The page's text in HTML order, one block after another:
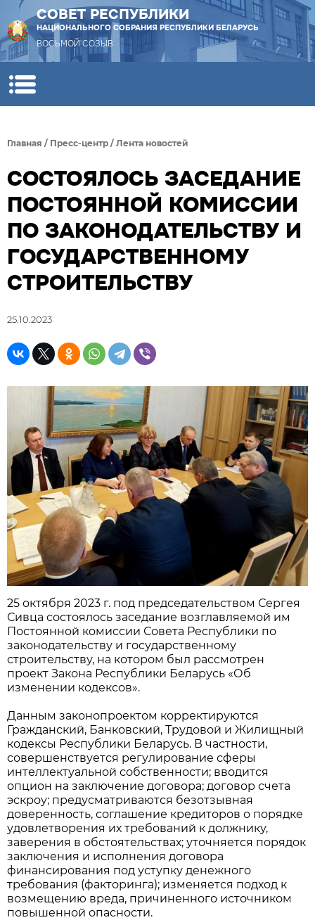
СОВЕТ РЕСПУБЛИКИ
НАЦИОНАЛЬНОГО СОБРАНИЯ РЕСПУБЛИКИ БЕЛАРУСЬ
ВОСЬМОЙ СОЗЫВ
Главная / Пресс-центр / Лента новостей
СОСТОЯЛОСЬ ЗАСЕДАНИЕ
ПОСТОЯННОЙ КОМИССИИ
ПО ЗАКОНОДАТЕЛЬСТВУ И
ГОСУДАРСТВЕННОМУ
СТРОИТЕЛЬСТВУ
25.10.2023
25 октября 2023 г. под председательством Сергея
Сивца состоялось заседание возглавляемой им
Постоянной комиссии Совета Республики по
законодательству и государственному
строительству, на котором был рассмотрен
проект Закона Республики Беларусь «Об
изменении кодексов».
Данным законопроектом корректируются
Гражданский, Банковский, Трудовой и Жилищный
кодексы Республики Беларусь. В частности,
совершенствуется регулирование сферы
интеллектуальной собственности; вводится
опцион на заключение договора; договор счета
эскроу; предусматриваются безотзывная
доверенность, соглашение кредиторов о порядке
удовлетворения их требований к должнику,
заверения в обстоятельствах; уточняется порядок
заключения и исполнения договора
финансирования под уступку денежного
требования (факторинга); изменяется подход к
возмещению вреда, причиненного источником
повышенной опасности.